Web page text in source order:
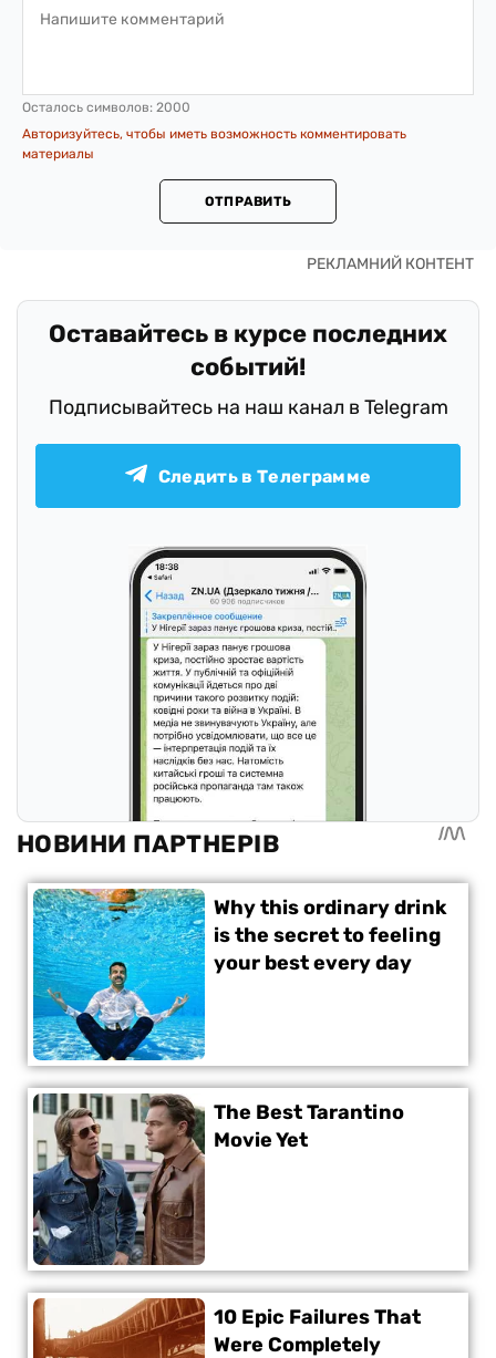
Осталось символов: 2000
Авторизуйтесь, чтобы иметь возможность комментировать
материалы
ОТПРАВИТЬ
Оставайтесь в курсе последних
событий!
Подписывайтесь на наш канал в Telegram
Следить в Телеграмме